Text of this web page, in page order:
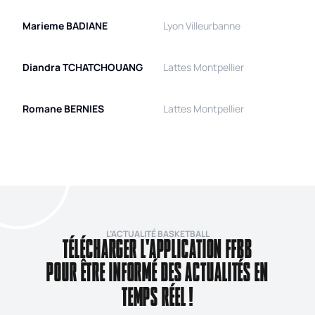
Marieme BADIANE Lyon Villeurbanne
DiandraTCHATCHOUANG Lattes Montpellier
Romane BERNIES Lattes Montpellier
L’ACTUALITÉ BASKETBALL
TÉLÉCHARGER L'APPLICATION FFBB
POUR ÊTRE INFORMÉ DES ACTUALITÉS EN
TEMPS RÉEL !